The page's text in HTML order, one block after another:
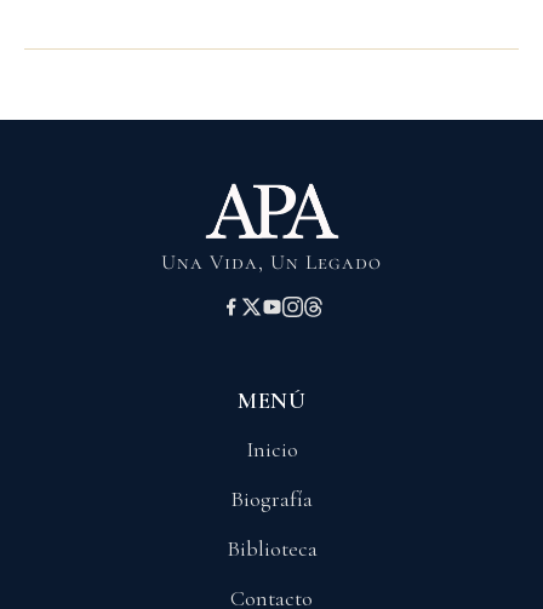
Una Vida, Un Legado
MENÚ
Inicio
Biografía
Biblioteca
Contacto